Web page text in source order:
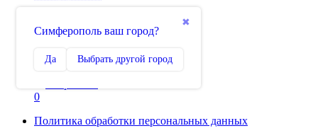
✖
Симферополь ваш город?
Да Выбрать другой город
Сравнение
0
Политика обработки персональных данных